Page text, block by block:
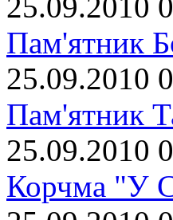
Пам'ятник
25.09.2010
Пам'ятник
25.09.2010
Корчма "У